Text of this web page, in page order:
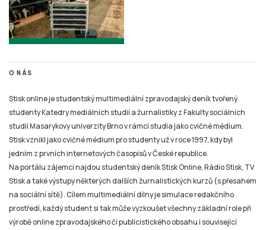
O NÁS
Stisk online je studentský multimediální zpravodajský deník tvořený
studenty Katedry mediálních studií a žurnalistiky z Fakulty sociálních
studií Masarykovy univerzity Brno v rámci studia jako cvičné médium.
Stisk vznikl jako cvičné médium pro studenty už v roce 1997, kdy byl
jedním z prvních internetových časopisů v České republice.
Na portálu zájemci najdou studentský deník Stisk Online, Rádio Stisk, TV
Stisk a také výstupy některých dalších žurnalistických kurzů (s přesahem
na sociální sítě). Cílem multimediální dílny je simulace redakčního
prostředí, každý student si tak může vyzkoušet všechny základní role při
výrobě online zpravodajského či publicistického obsahu i související